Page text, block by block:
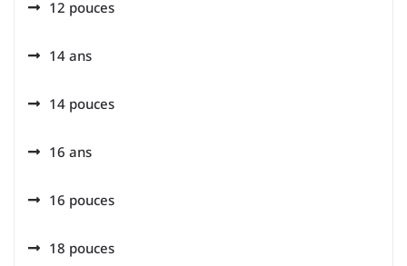
12 pouces
14 ans
14 pouces
16 ans
16 pouces
18 pouces